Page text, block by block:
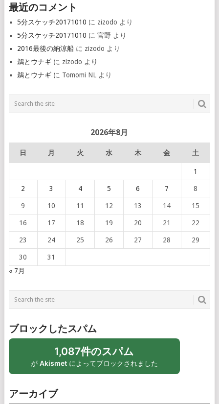
最近のコメント
5分スケッチ20171010 に zizodo より
5分スケッチ20171010 に 官野 より
2016最後の納涼船に zizodo より
鵜とウナギに zizodo より
鵜とウナギに Tomomi NLより
2026年8月
日 月 火 水 木 金 土
1
2 3 4 5 6 7 8
9 10 11 12 13 14 15
16 17 18 19 20 21 22
23 24 25 26 27 28 29
30
31
« 7月
ブロックしたスパム
1,087件のスパム
が Akismetによってブロックされました
アーカイブ